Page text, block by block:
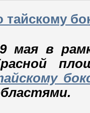
тайскому
мая в